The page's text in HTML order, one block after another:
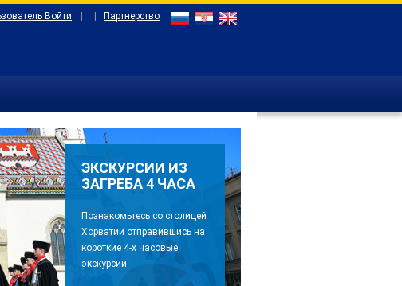
Войти Партнерство
ЭКСКУРСИИ ИЗ
ЗАГРЕБА 4 ЧАСА
Познакомьтесь со столицей
Хорватии отправившись на
короткие 4-х часовые
экскурсии.